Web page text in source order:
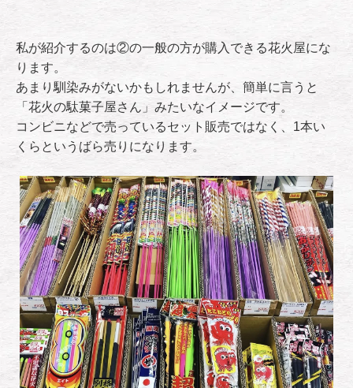
私が紹介するのは②の一般の方が購入できる花火屋にな
ります。
あまり馴染みがないかもしれませんが、簡単に言うと
「花火の駄菓子屋さん」みたいなイメージです。
コンビニなどで売っているセット販売ではなく、1本い
くらというばら売りになります。